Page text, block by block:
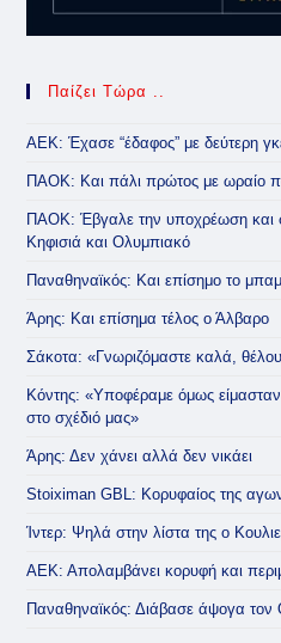
Παίζει Τώρα ..
ΑΕΚ: Έχασε “έδαφος” με δεύτερη
ΠΑΟΚ: Και πάλι πρώτος με ωραίο
ΠΑΟΚ: Έβγαλε την υποχρέωση και
Κηφισιά και Ολυμπιακό
Παναθηναϊκός: Και επίσημο το μπαμ
Άρης: Και επίσημα τέλος ο Άλβαρο
Σάκοτα: «Γνωριζόμαστε καλά,
Κόντης: «Υποφέραμε όμως είμασταν
στο σχέδιό μας»
Άρης: Δεν χάνει αλλά δεν νικάει
Stoiximan GBL: Κορυφαίος της
Ίντερ: Ψηλά στην λίστα της ο
ΑΕΚ: Απολαμβάνει κορυφή και
Παναθηναϊκός: Διάβασε άψογα τον